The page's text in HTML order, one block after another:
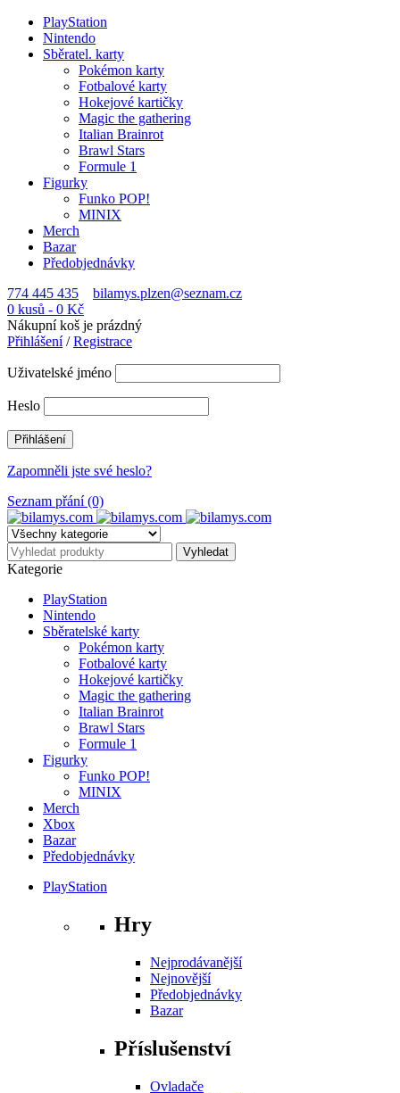
PlayStation
Nintendo
Sběratel. karty
Pokémon karty
Fotbalové karty
Hokejové kartičky
Magic the gathering
Italian Brainrot
Brawl Stars
Formule 1
Figurky
Funko POP!
MINIX
Merch
Bazar
Předobjednávky
774 445 435
bilamys.plzen@seznam.cz
0 kusů - 0 Kč
Nákupní koš je prázdný
Přihlášení/Registrace
Uživatelské jméno
Heslo
Zapomněli jste své heslo?
Seznam přání (0)
Kategorie
PlayStation
Nintendo
Sběratelské karty
Pokémon karty
Fotbalové karty
Hokejové kartičky
Magic the gathering
Italian Brainrot
Brawl Stars
Formule 1
Figurky
Funko POP!
MINIX
Merch
Xbox
Bazar
Předobjednávky
PlayStation
Hry
Nejprodávanější
Nejnovější
Předobjednávky
Bazar
Příslušenství
Ovladače